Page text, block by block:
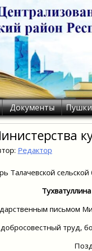
Документы
Редактор
Талачевской
письмом
труд,